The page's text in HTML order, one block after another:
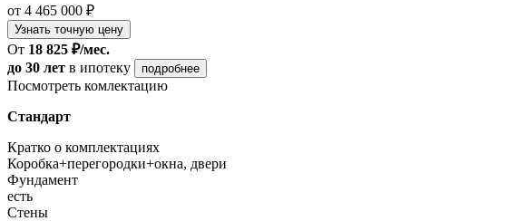
от 4 465 000 ₽
Узнать точную цену
От 18 825 ₽/мес.
до 30 лет в ипотеку подробнее
Посмотреть комлектацию
Стандарт
Кратко о комплектациях
Коробка+перегородки+окна, двери
Фундамент
есть
Стены